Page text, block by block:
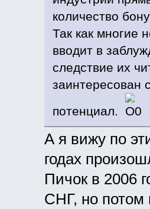
количество
Так как многие
вводит в
следствие их
заинтересован
потенциал.
А я вижу по
годах
Пичок в 2006
СНГ, но потом